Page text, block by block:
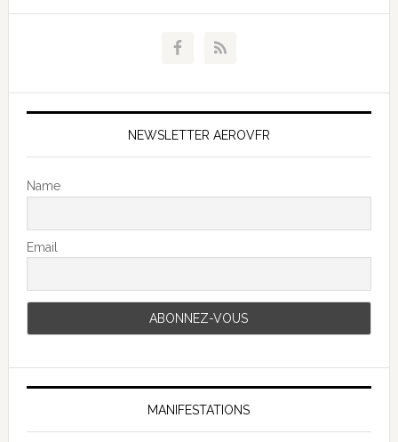
NEWSLETTER AEROVFR
Name
Email
MANIFESTATIONS